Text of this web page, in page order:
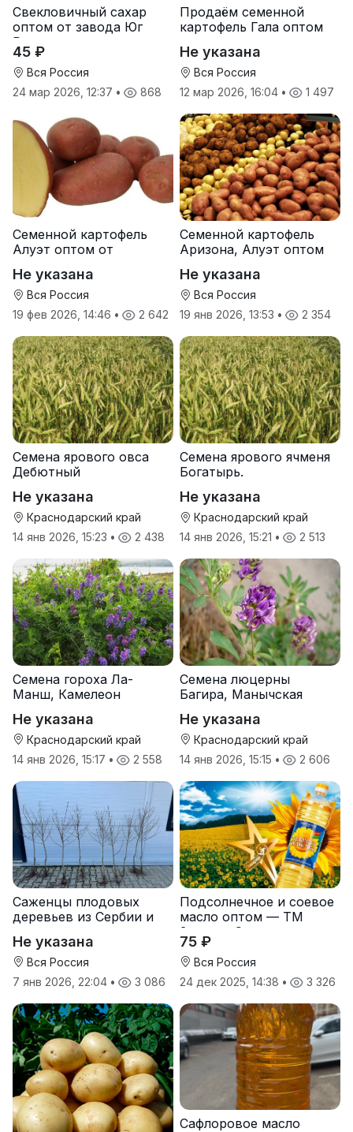
Свекловичный сахар
оптом от завода Юг
Руси
45 ₽
Вся Россия
24 мар 2026, 12:37 • 868
Продаём семенной
картофель Гала оптом
Не указана
Вся Россия
12 мар 2026, 16:04 • 1 497
Семенной картофель
Алуэт оптом от
Не указана
Вся Россия
19 фев 2026, 14:46 • 2 642
Семенной картофель
Аризона, Алуэт оптом
Не указана
Вся Россия
19 янв 2026, 13:53 • 2 354
Семена ярового овса
Дебютный
Не указана
Краснодарский край
14 янв 2026, 15:23 • 2 438
Семена ярового ячменя
Богатырь.
Не указана
Краснодарский край
14 янв 2026, 15:21 • 2 513
Семена гороха Ла-
Манш, Камелеон
Не указана
Краснодарский край
14 янв 2026, 15:17 • 2 558
Семена люцерны
Багира, Манычская
Не указана
Краснодарский край
14 янв 2026, 15:15 • 2 606
Саженцы плодовых
деревьев из Сербии и
Не указана
Вся Россия
7 янв 2026, 22:04 • 3 086
Подсолнечное и соевое
масло оптом — ТМ
Золотая Семечка
75 ₽
Вся Россия
24 дек 2025, 14:38 • 3 326
Сафлоровое масло